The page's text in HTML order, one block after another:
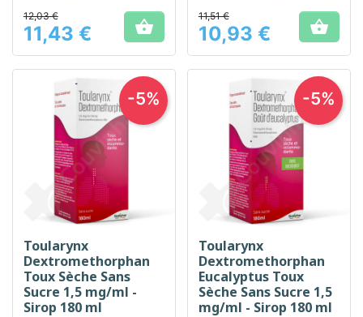
Prix
12,03 €
11,43 € 
la gorge
Prix
11,51 €
10,93 € 
Toularynx
Dextromethorphan
Toux Sèche Sans
Sucre 1,5 mg/ml -
Sirop 180 ml
-5%
Toularynx
Dextromethorphan
Eucalyptus Toux
Sèche Sans Sucre 1,5
mg/ml - Sirop 180 ml
-5%